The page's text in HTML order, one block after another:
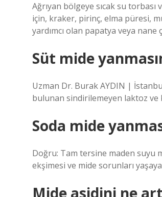
Ağrıyan bölgeye sıcak su
için, kraker, pirinç, elma püresi,
yardımcı olan papatya veya nane
Süt mide
Uzman Dr. Burak AYDIN ​​​​​​​​|
bulunan sindirilemeyen laktoz
Soda mide
Doğru: Tam tersine maden suyu
ekşimesi ve mide sorunları
Mide asidini ne